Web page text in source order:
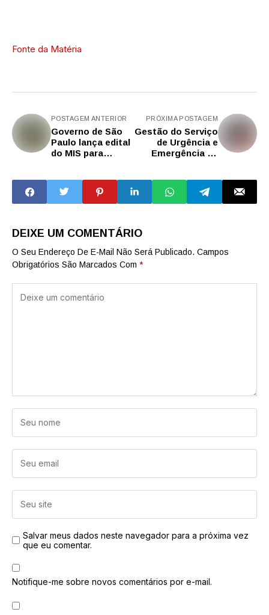
Fonte da Matéria
POSTAGEM ANTERIOR
Governo de São
Paulo lança edital
do MIS para
protagonismo
indígena
PRÓXIMA POSTAGEM
Gestão do Serviço
de Urgência e
Emergência de
CGE para agilizar
atendimentos
DEIXE UM COMENTÁRIO
O Seu Endereço De E-Mail Não Será Publicado. Campos
Obrigatórios São Marcados Com *
Salvar meus dados neste navegador para a próxima vez
que eu comentar.
Notifique-me sobre novos comentários por e-mail.